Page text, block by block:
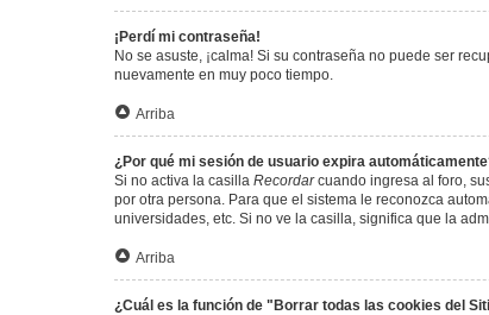
¡Perdí mi contraseña!
No se asuste, ¡calma! Si su contraseña no puede ser
nuevamente en muy poco tiempo.
Arriba
¿Por qué mi sesión de usuario expira
Si no activa la casilla Recordarcuando ingresa al foro,
por otra persona. Para que el sistema le reconozca
universidades, etc. Si no ve la casilla, significa que la
Arriba
¿Cuál es la función de "Borrar todas las cookies del